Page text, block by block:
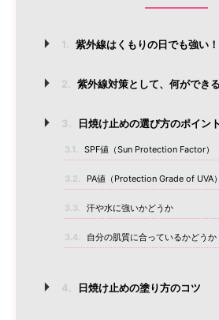
1. 紫外線はくもりの日でも強い！
2. 紫外線対策として、何ができ
3. 日焼け止めの選び方のポイント
3.1. SPF値（Sun Protection Factor）
3.2. PA値（Protection Grade of UVA）
3.3. 汗や水に強いかどうか
3.4. 自分の肌質に合っているかどうか
4. 日焼け止めの塗り方のコツ